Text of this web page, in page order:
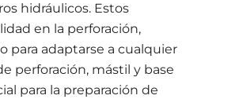
hidráulicos. Estos
en la perforación,
para adaptarse a cualquier
perforación, mástil y base
para la preparación de